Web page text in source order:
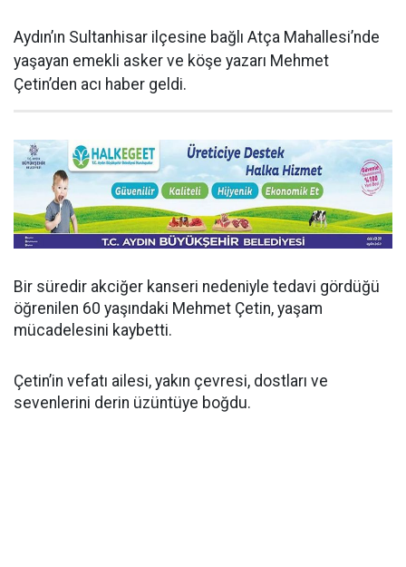
Aydın’ın Sultanhisar ilçesine bağlı Atça Mahallesi’nde
yaşayan emekli asker ve köşe yazarı Mehmet
Çetin’den acı haber geldi.
Bir süredir akciğer kanseri nedeniyle tedavi gördüğü
öğrenilen 60 yaşındaki Mehmet Çetin, yaşam
mücadelesini kaybetti.
Çetin’in vefatı ailesi, yakın çevresi, dostları ve
sevenlerini derin üzüntüye boğdu.